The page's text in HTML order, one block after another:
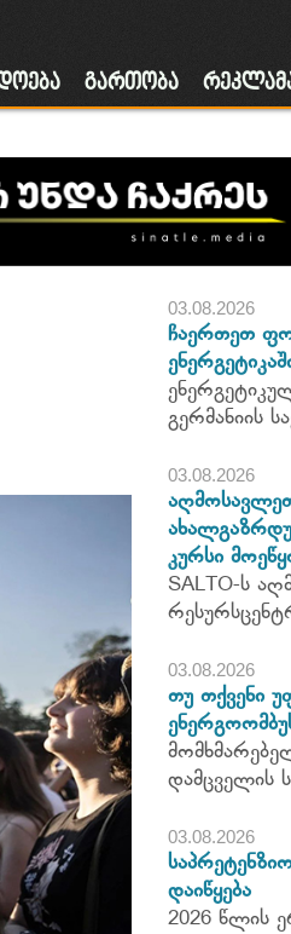
გართობა
03.08.2026
ჩაერთეთ
გერმანიის
03.08.2026
კურსი
SALTO-ს
03.08.2026
თუ თქვენი
დამცველის
03.08.2026
დაიწყება
2026 წლის